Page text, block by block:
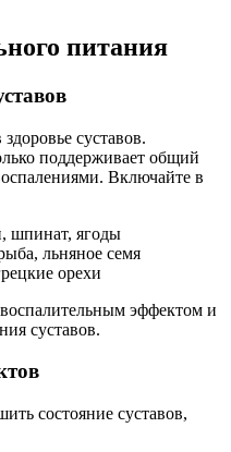
питания
суставов.
поддерживает общий
Включайте в
шпинат, ягоды
льняное семя
орехи
эффектом и
суставов.
состояние суставов,